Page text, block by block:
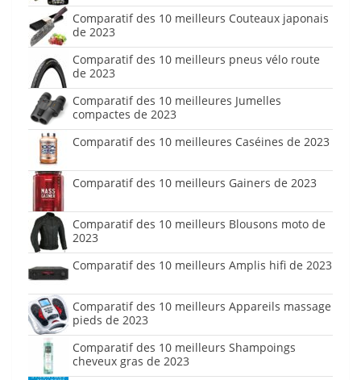
Comparatif des 10 meilleurs Couteaux japonais
de 2023
Comparatif des 10 meilleurs pneus vélo route
de 2023
Comparatif des 10 meilleures Jumelles
compactes de 2023
Comparatif des 10 meilleures Caséines de 2023
Comparatif des 10 meilleurs Gainers de 2023
Comparatif des 10 meilleurs Blousons moto de
2023
Comparatif des 10 meilleurs Amplis hifi de 2023
Comparatif des 10 meilleurs Appareils massage
pieds de 2023
Comparatif des 10 meilleurs Shampoings
cheveux gras de 2023